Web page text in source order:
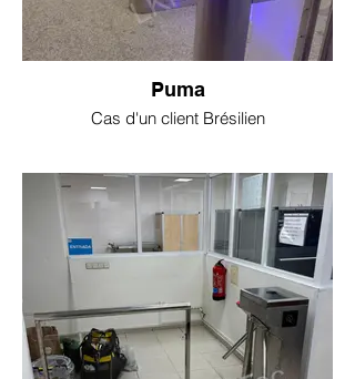
Puma
Cas d'un client Brésilien